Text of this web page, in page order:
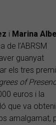
i Marina
de l’ABRSM
guanyat
els tres
of
euros i la
que va
amalgamat,